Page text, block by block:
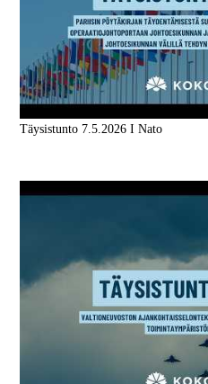
Täysistunto 7.5.2026 I Nato